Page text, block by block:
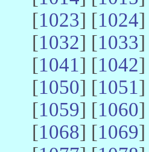
[1023] [1024]
[1032] [1033]
[1041] [1042]
[1050] [1051]
[1059] [1060]
[1068] [1069]